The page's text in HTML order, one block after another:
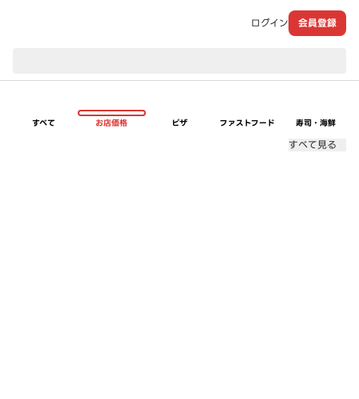
ログイン 会員登録
すべて お店価格 ピザ ファストフード 寿司・海鮮
すべて見る